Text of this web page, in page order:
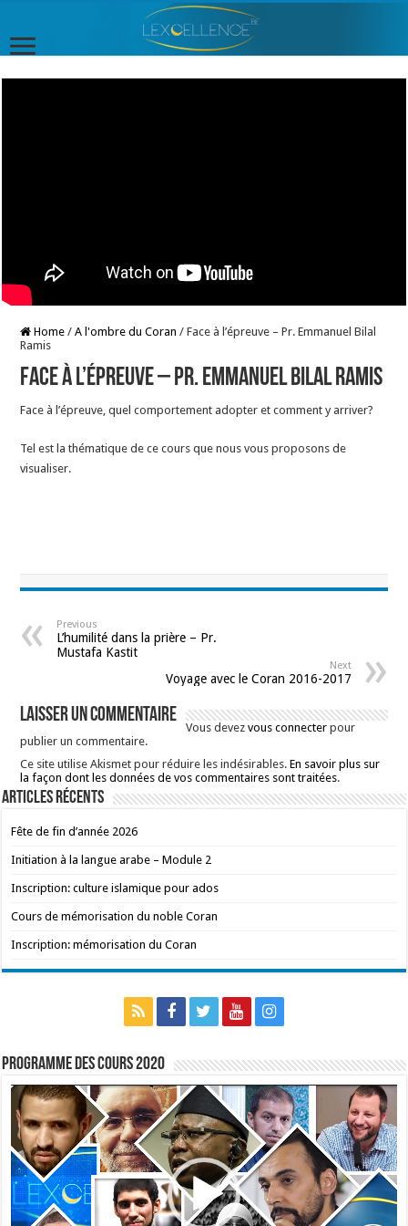
Home / A l'ombre du Coran / Face à l’épreuve – Pr. Emmanuel Bilal
Ramis
Face à l’épreuve – Pr. Emmanuel Bilal Ramis
Face à l’épreuve, quel comportement adopter et comment y arriver?
Tel est la thématique de ce cours que nous vous proposons de
visualiser.
Previous
L’humilité dans la prière – Pr.
Mustafa Kastit
Next
Voyage avec le Coran 2016-2017
Laisser un commentaire
Vous devezvous connecter pour
publier un commentaire.
Ce site utilise Akismet pour réduire les indésirables.En savoir plus sur
la façon dont les données de vos commentaires sont traitées.
Articles récents
Fête de fin d’année 2026
Initiation à la langue arabe – Module 2
Inscription: culture islamique pour ados
Cours de mémorisation du noble Coran
Inscription: mémorisation du Coran
Programme des cours 2020
Lecteur
vidéo